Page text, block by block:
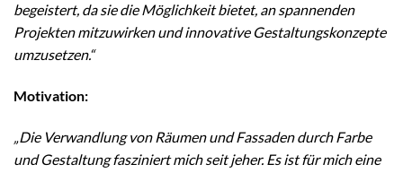
begeistert, da sie die Möglichkeit bietet, an spannenden
Projekten mitzuwirken und innovative Gestaltungskonzepte
umzusetzen.“
Motivation:
„Die Verwandlung von Räumen und Fassaden durch Farbe
und Gestaltung fasziniert mich seit jeher. Es ist für mich eine